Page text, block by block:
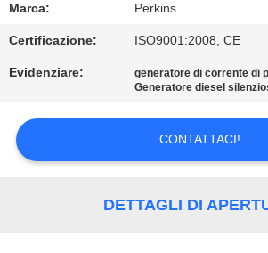
CONTATTICI
UNA
CITAZIONE
Marca: Perkins
Certificazione: ISO9001:2008, CE
Evidenziare: generatore di corrente di
Generatore diesel
CONTATTACI!
DETTAGLI DI